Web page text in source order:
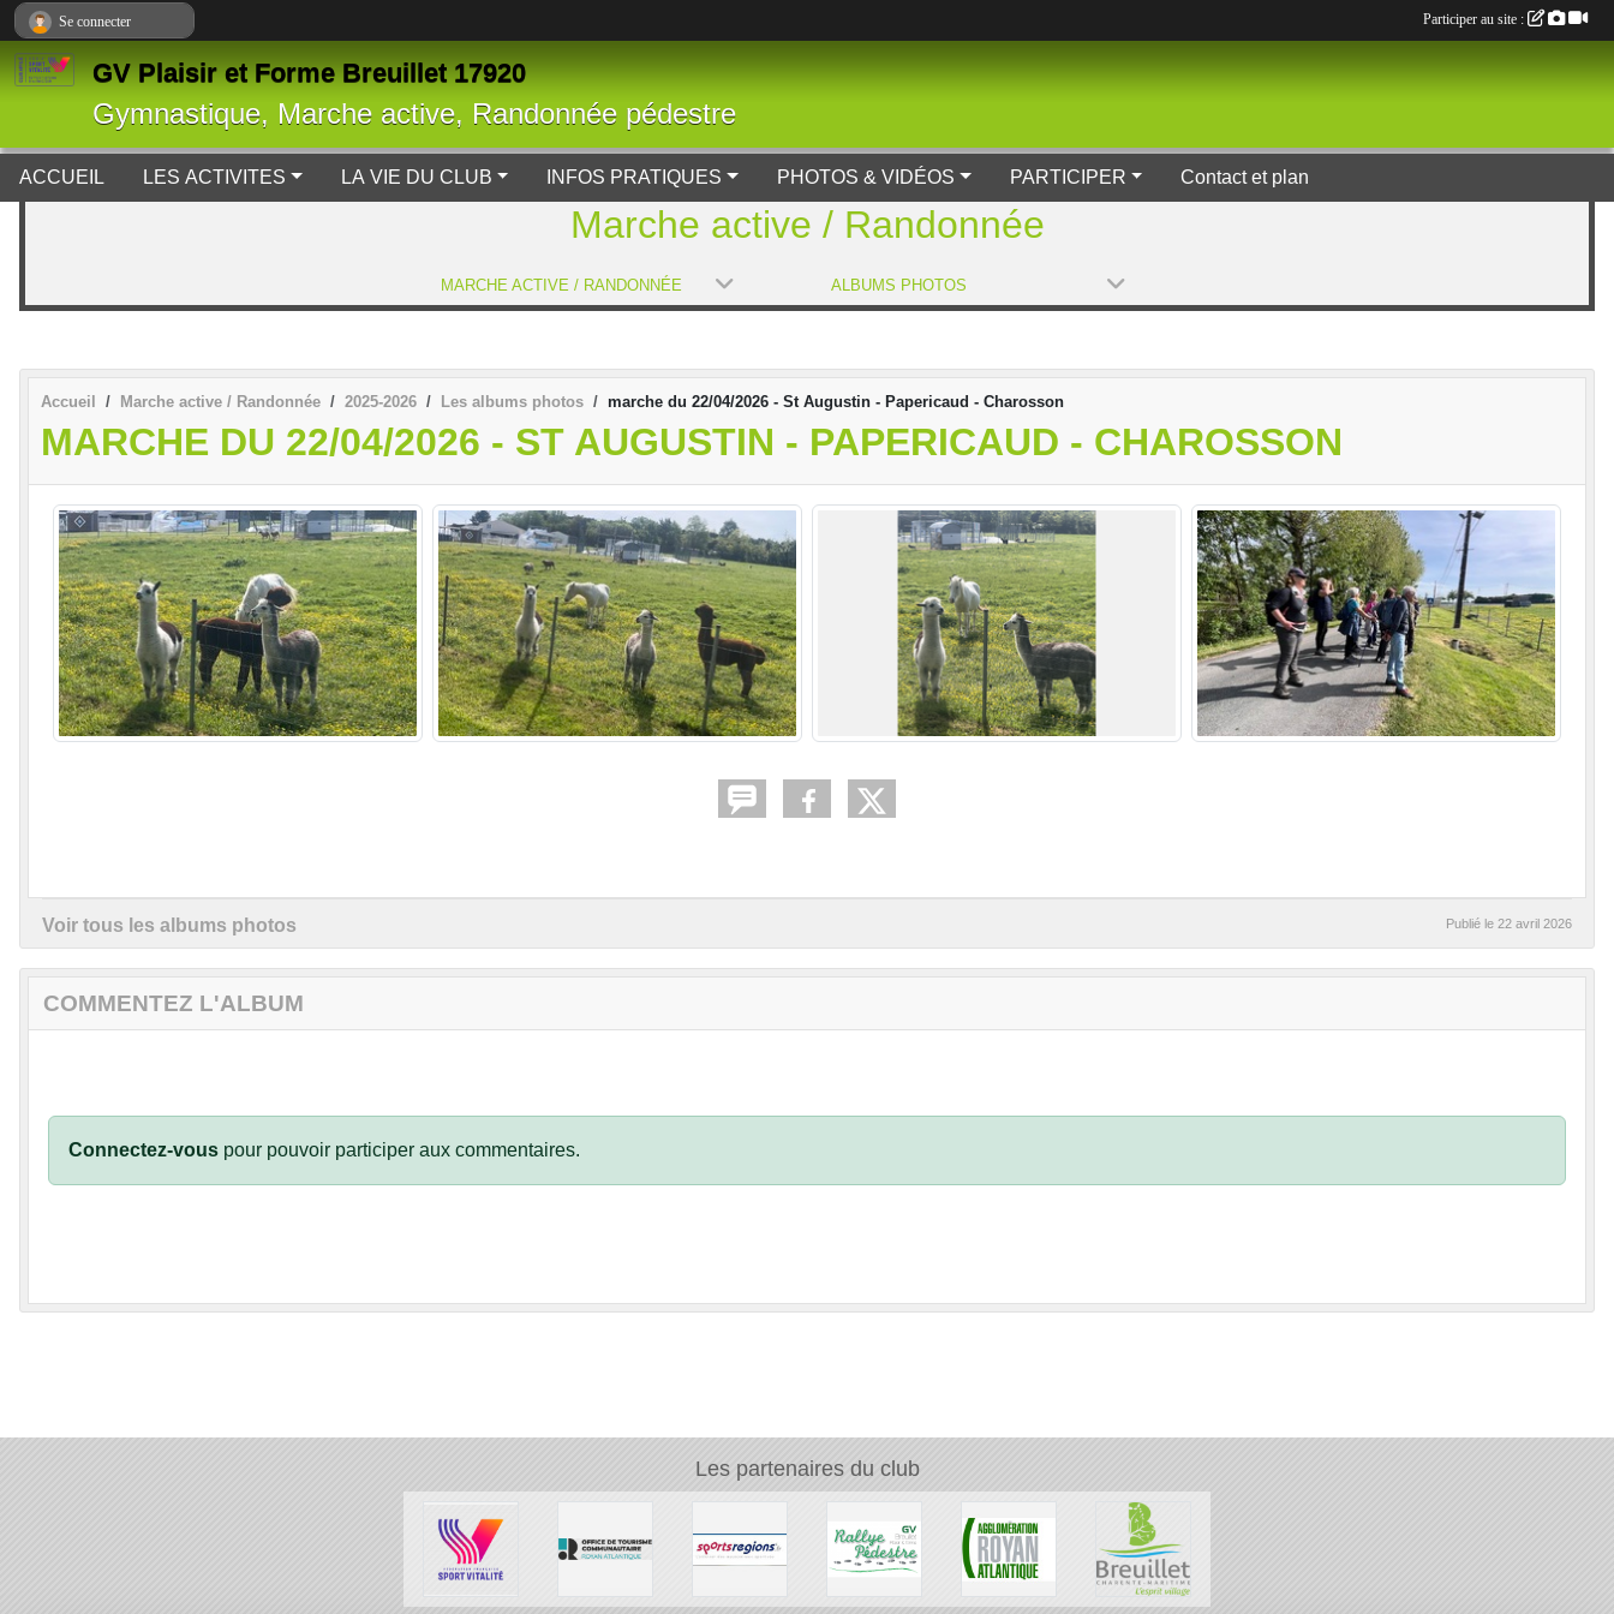
GV Plaisir et Forme Breuillet 17920
Gymnastique, Marche active, Randonnée pédestre
ACCUEIL LES ACTIVITES LA VIE DU CLUB INFOS PRATIQUES PHOTOS & VIDÉOS PARTICIPER Contact et plan
Marche active / Randonnée
MARCHE ACTIVE / RANDONNÉE ALBUMS PHOTOS
Accueil Marche active / Randonnée 2025-2026 Les albums photos marche du 22/04/2026 - St Augustin - Papericaud - Charosson
MARCHE DU 22/04/2026 - ST AUGUSTIN - PAPERICAUD - CHAROSSON
Voir tous les albums photos Publié le 22 avril 2026
COMMENTEZ L'ALBUM
Connectez-vous pour pouvoir participer aux commentaires.
Les partenaires du club
Se connecter Participer au site :
Panneau de gestion des cookies